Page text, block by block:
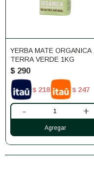
YERBA MATE ORGANICA
TERRA VERDE 1KG
$ 290
$ 218 $ 247
- +